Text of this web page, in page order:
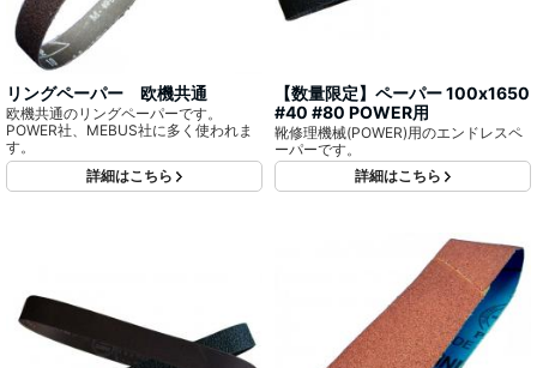
リングペーパー 欧機共通
欧機共通のリングペーパーです。
POWER社、MEBUS社に多く使われま
す。
詳細はこちら
【数量限定】ペーパー 100x1650
#40 #80 POWER用
靴修理機械(POWER)用のエンドレスペ
ーパーです。
詳細はこちら